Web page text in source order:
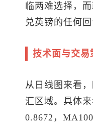
临两难选择，
兑英镑的任何
技术面与交易
从日线图来看
汇区域。具体
0.8672，